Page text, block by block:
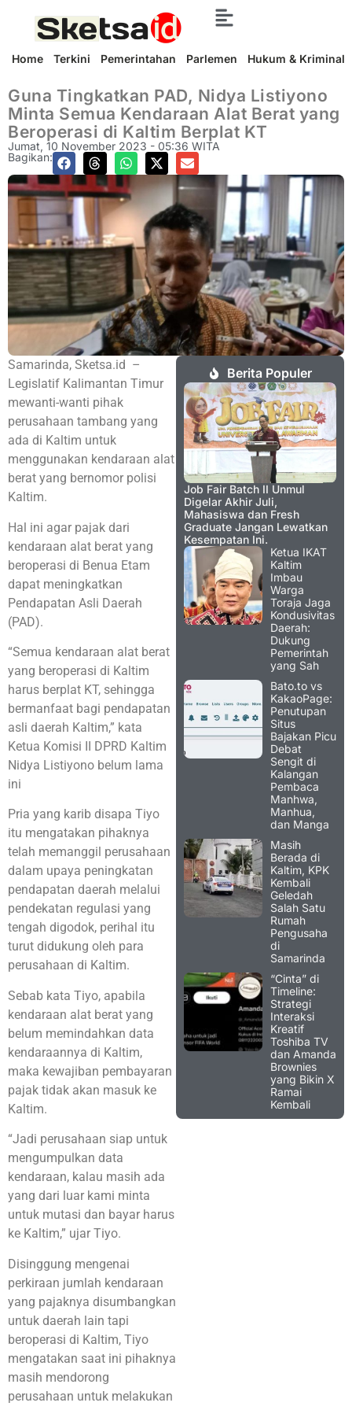
Home Terkini Pemerintahan Parlemen Hukum & Kriminal
Guna Tingkatkan PAD, Nidya Listiyono
Minta Semua Kendaraan Alat Berat yang
Beroperasi di Kaltim Berplat KT
Jumat, 10 November 2023 - 05:36 WITA
Bagikan:
Samarinda, Sketsa.id –
Legislatif Kalimantan Timur
mewanti-wanti pihak
perusahaan tambang yang
ada di Kaltim untuk
menggunakan kendaraan alat
berat yang bernomor polisi
Kaltim.
Hal ini agar pajak dari
kendaraan alat berat yang
beroperasi di Benua Etam
dapat meningkatkan
Pendapatan Asli Daerah
(PAD).
“Semua kendaraan alat berat
yang beroperasi di Kaltim
harus berplat KT, sehingga
bermanfaat bagi pendapatan
asli daerah Kaltim,” kata
Ketua Komisi II DPRD Kaltim
Nidya Listiyono belum lama
ini
Pria yang karib disapa Tiyo
itu mengatakan pihaknya
telah memanggil perusahaan
dalam upaya peningkatan
pendapatan daerah melalui
pendekatan regulasi yang
tengah digodok, perihal itu
turut didukung oleh para
perusahaan di Kaltim.
Sebab kata Tiyo, apabila
kendaraan alat berat yang
belum memindahkan data
kendaraannya di Kaltim,
maka kewajiban pembayaran
pajak tidak akan masuk ke
Kaltim.
“Jadi perusahaan siap untuk
mengumpulkan data
kendaraan, kalau masih ada
yang dari luar kami minta
untuk mutasi dan bayar harus
ke Kaltim,” ujar Tiyo.
Disinggung mengenai
perkiraan jumlah kendaraan
yang pajaknya disumbangkan
untuk daerah lain tapi
beroperasi di Kaltim, Tiyo
mengatakan saat ini pihaknya
masih mendorong
perusahaan untuk melakukan
Berita Populer
Job Fair Batch II Unmul
Digelar Akhir Juli,
Mahasiswa dan Fresh
Graduate Jangan Lewatkan
Kesempatan Ini.
Ketua IKAT
Kaltim
Imbau
Warga
Toraja Jaga
Kondusivitas
Daerah:
Dukung
Pemerintah
yang Sah
Bato.to vs
KakaoPage:
Penutupan
Situs
Bajakan Picu
Debat
Sengit di
Kalangan
Pembaca
Manhwa,
Manhua,
dan Manga
Masih
Berada di
Kaltim, KPK
Kembali
Geledah
Salah Satu
Rumah
Pengusaha
di
Samarinda
“Cinta” di
Timeline:
Strategi
Interaksi
Kreatif
Toshiba TV
dan Amanda
Brownies
yang Bikin X
Ramai
Kembali